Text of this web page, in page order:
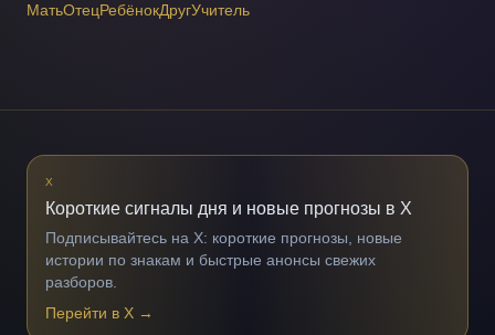
МатьОтецРебёнокДругУчитель
X
Короткие сигналы дня и новые прогнозы в X
Подписывайтесь на X: короткие прогнозы, новые
истории по знакам и быстрые анонсы свежих
разборов.
Перейти в X →